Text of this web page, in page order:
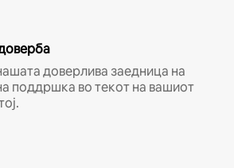
доверлива заедница на
поддршка во текот на вашиот